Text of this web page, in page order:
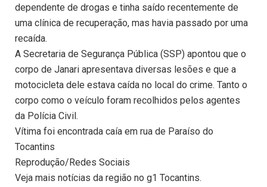
dependente de drogas e tinha saído recentemente de
uma clínica de recuperação, mas havia passado por uma
recaída.
A Secretaria de Segurança Pública (SSP) apontou que o
corpo de Janari apresentava diversas lesões e que a
motocicleta dele estava caída no local do crime. Tanto o
corpo como o veículo foram recolhidos pelos agentes
da Polícia Civil.
Vítima foi encontrada caía em rua de Paraíso do
Tocantins
Reprodução/Redes Sociais
Veja mais notícias da região no g1 Tocantins.